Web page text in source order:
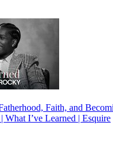
Faith, and
What I’ve Learned | Esquire